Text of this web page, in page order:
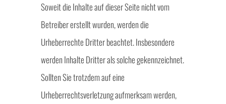
Soweit die Inhalte auf dieser Seite nicht vom
Betreiber erstellt wurden, werden die
Urheberrechte Dritter beachtet. Insbesondere
werden Inhalte Dritter als solche gekennzeichnet.
Sollten Sie trotzdem auf eine
Urheberrechtsverletzung aufmerksam werden,